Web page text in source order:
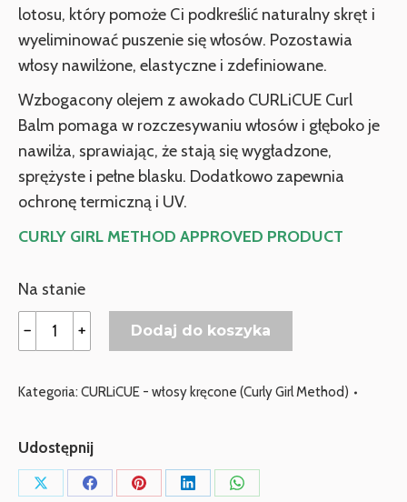
lotosu, który pomoże Ci podkreślić naturalny skręt i
wyeliminować puszenie się włosów. Pozostawia
włosy nawilżone, elastyczne i zdefiniowane.
Wzbogacony olejem z awokado CURLiCUE Curl
Balm pomaga w rozczesywaniu włosów i głęboko je
nawilża, sprawiając, że stają się wygładzone,
sprężyste i pełne blasku. Dodatkowo zapewnia
ochronę termiczną i UV.
CURLY GIRL METHOD APPROVED PRODUCT
Na stanie
DAVROE
Curl
-
Nawilżający
﹣ ﹢ Dodaj do koszyka
Kategoria: CURLiCUE - włosy kręcone (Curly Girl Method)
Udostępnij
UdostępnijUdostępnijUdostępnijUdostępnijUdostępnij